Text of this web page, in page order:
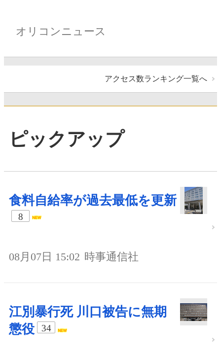
オリコンニュース
アクセス数ランキング一覧へ
ピックアップ
食料自給率が過去最低を更新
8
08月07日 15:02 時事通信社
江別暴行死 川口被告に無期
懲役
34